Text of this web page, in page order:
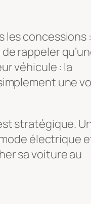
les concessions
rappeler
véhicule : la
une
stratégique.
électrique
sa voiture au